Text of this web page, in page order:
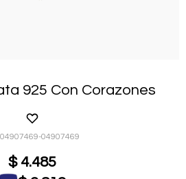
925 Con Corazones
04907469-04907469
$ 4.485